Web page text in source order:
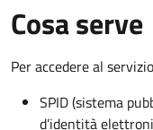
Cosa serve
Per accedere al
SPID (sistema
d’identità